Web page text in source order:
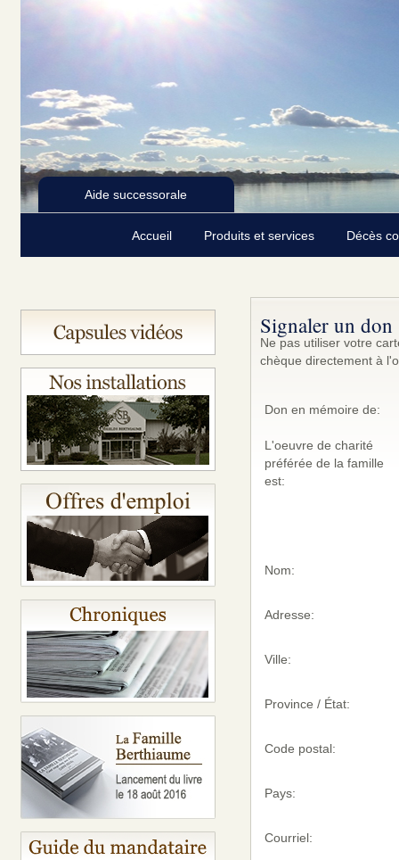
Aide successorale
Accueil Produits et services Décès
Signaler un don
Ne pas utiliser votre
chèque directement à
Don en mémoire de:
L'oeuvre de charité
préférée de la famille
est:
Nom:
Adresse:
Ville:
Province / État:
Code postal:
Pays:
Courriel: